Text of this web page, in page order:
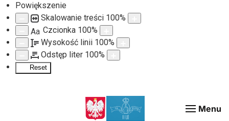
Powiększenie
Skalowanie treści 100%
Aa Czcionka 100%
Wysokość linii 100%
Odstęp liter 100%
Reset
Menu